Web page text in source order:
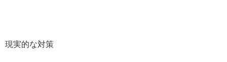
現実的な対策